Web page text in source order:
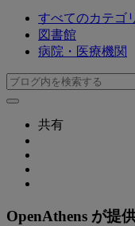
すべてのカテゴ
図書館
病院・医療機関
共有
OpenAthens が提